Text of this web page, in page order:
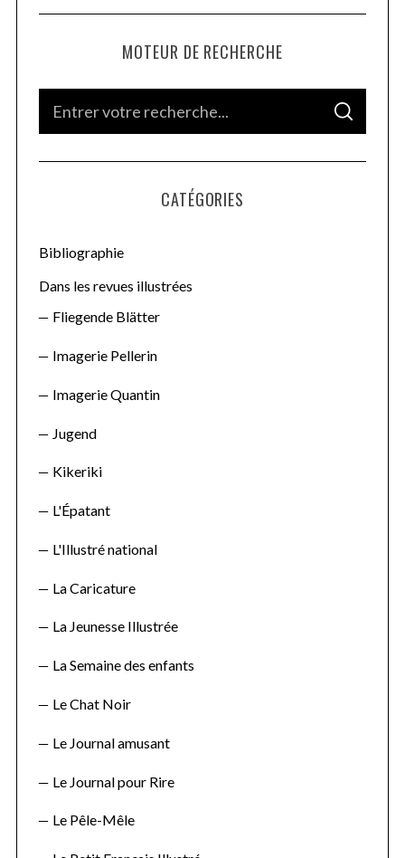
MOTEUR DE RECHERCHE
f
o
S
A
C
CATÉGORIES
Bibliographie
Dans les revues illustrées
Fliegende Blätter
Imagerie Pellerin
Imagerie Quantin
Jugend
Kikeriki
L'Épatant
L'Illustré national
La Caricature
La Jeunesse Illustrée
La Semaine des enfants
Le Chat Noir
Le Journal amusant
Le Journal pour Rire
Le Pêle-Mêle